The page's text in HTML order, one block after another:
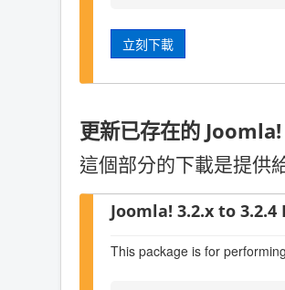
立刻下載
更新已存在的
這個部分的下載是提供
Joomla! 3.2.x to
This package is for